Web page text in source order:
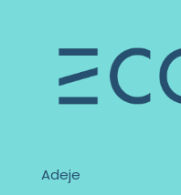
Adeje